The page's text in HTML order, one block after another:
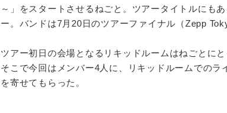
～」をスタートさせるねごと。ツアータイトルにも
ー。バンドは7月20日のツアーファイナル（Zepp
ツアー初日の会場となるリキッドルームはねごとに
そこで今回はメンバー4人に、リキッドルームでの
を寄せてもらった。